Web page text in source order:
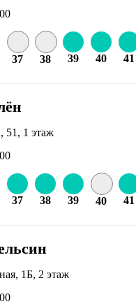
37 38 39 40 41
51, 1 этаж
37 38 39 40 41
1Б, 2 этаж